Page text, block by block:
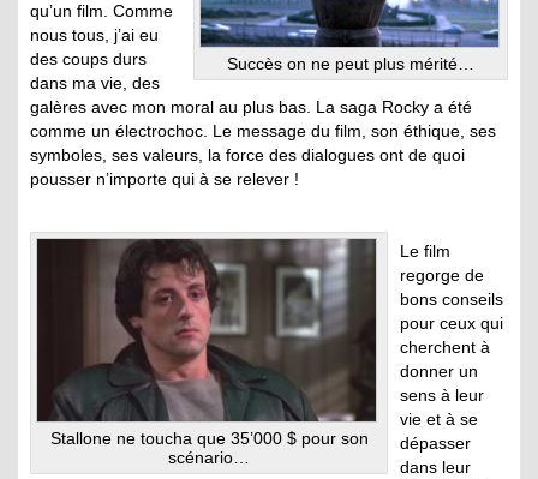
Succès on ne peut plus mérité…
qu’un film. Comme
nous tous, j’ai eu
des coups durs
dans ma vie, des
galères avec mon moral au plus bas. La saga Rocky a été
comme un électrochoc. Le message du film, son éthique, ses
symboles, ses valeurs, la force des dialogues ont de quoi
pousser n’importe qui à se relever !
Stallone ne toucha que 35’000 $ pour son
scénario…
Le film
regorge de
bons conseils
pour ceux qui
cherchent à
donner un
sens à leur
vie et à se
dépasser
dans leur